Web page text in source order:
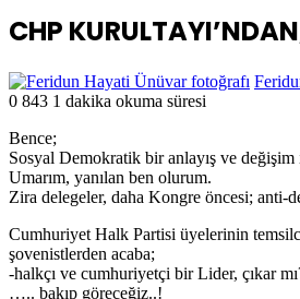
CHP
0 843 1 dakika okuma süresi
Bence;
Sosyal Demokratik bir anlayış ve
Umarım, yanılan ben olurum.
Zira delegeler, daha Kongre öncesi;
Cumhuriyet Halk Partisi üyelerinin
şovenistlerden acaba;
-halkçı ve cumhuriyetçi bir Lider, çıkar
….. bakıp göreceğiz..!